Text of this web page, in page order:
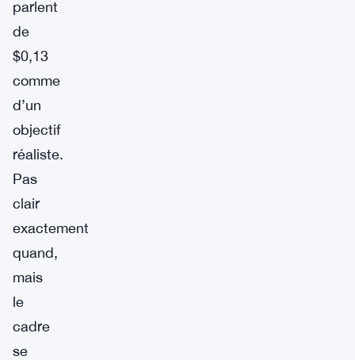
parlent
de
$0,13
comme
d’un
objectif
réaliste.
Pas
clair
exactement
quand,
mais
le
cadre
se